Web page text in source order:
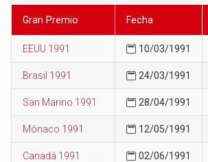
Gran Premio Fecha
EEUU 1991 10/03/1991
Brasil 1991 24/03/1991
San Marino 1991 28/04/1991
Mónaco 1991 12/05/1991
Canadá 1991 02/06/1991